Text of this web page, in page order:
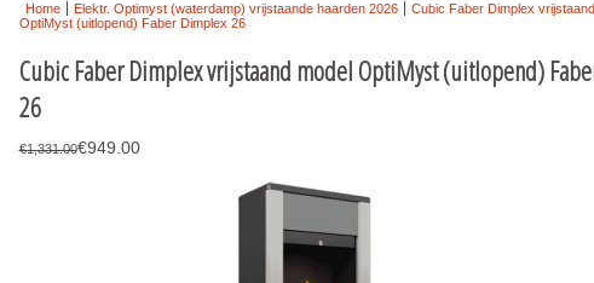
Home Elektr. Optimyst (waterdamp) vrijstaande haarden 2026
Cubic Faber Dimplex
OptiMyst (uitlopend) Faber Dimplex 26
Cubic Faber Dimplex vrijstaand model OptiMyst (uitlopend)
26
€1,331.00€949.00